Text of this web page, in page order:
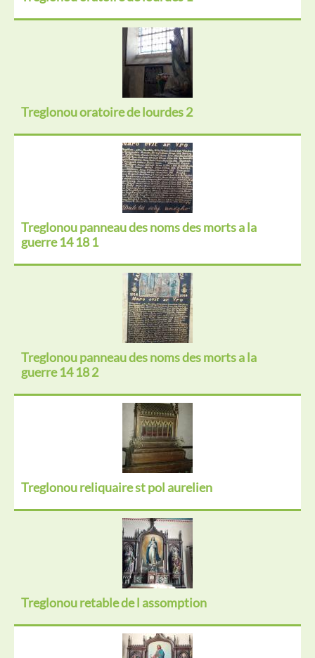
Treglonou oratoire de lourdes 2
Treglonou panneau des noms des morts a la
guerre 14 18 1
Treglonou panneau des noms des morts a la
guerre 14 18 2
Treglonou reliquaire st pol aurelien
Treglonou retable de l assomption